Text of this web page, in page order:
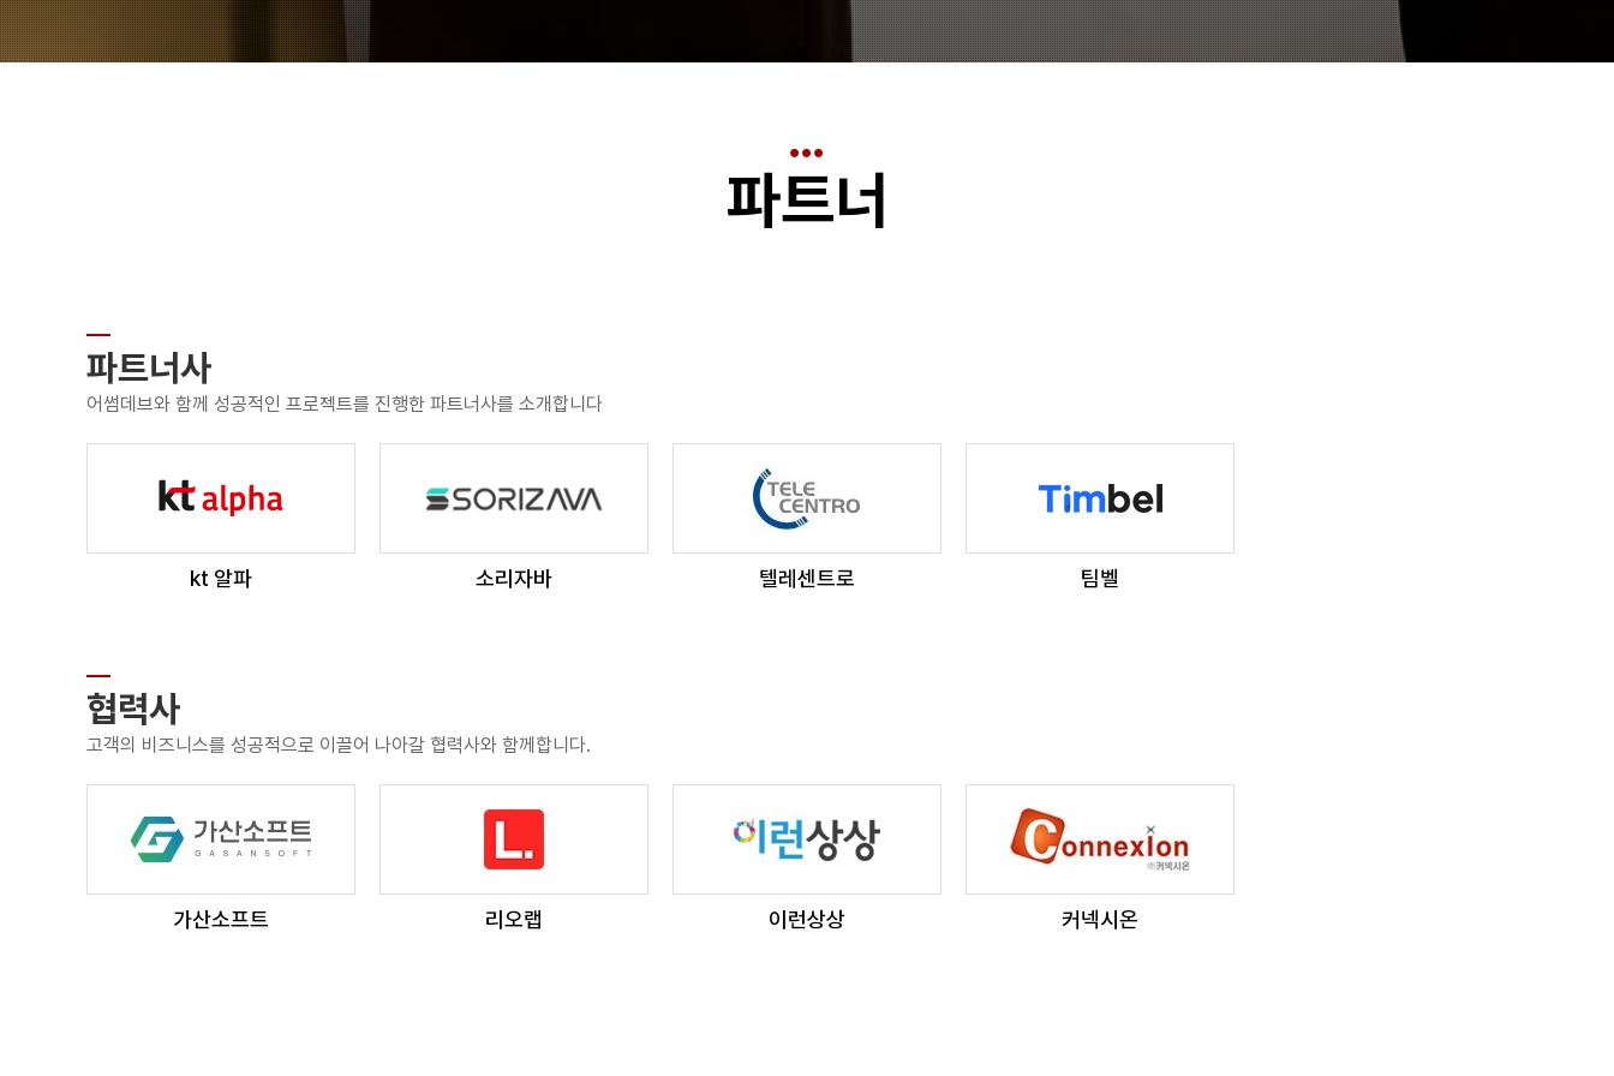
파트너
파트너사
어썸데브와 함께 성공적인 프로젝트를 진행한 파트너사를 소개합니다
kt 알파 소리자바 텔레센트로 팀벨
협력사
고객의 비즈니스를 성공적으로 이끌어 나아갈 협력사와 함께합니다.
가산소프트 리오랩 이런상상 커넥시온